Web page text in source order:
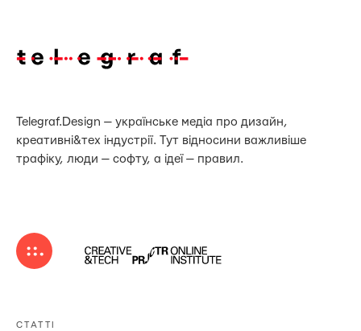
Telegraf.Design — українське медіа про дизайн,
креативні&тех індустрії. Тут відносини важливіше
трафіку, люди — софту, а ідеї — правил.
СТАТТІ